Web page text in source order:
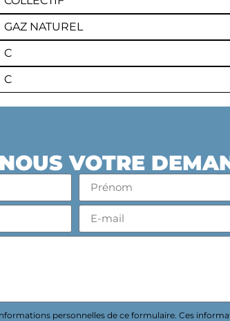
GAZ NATUREL
C
C
VOTRE
personnelles de ce formulaire. Ces